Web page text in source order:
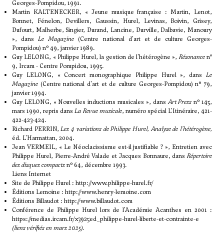
Georges-Pompidou, 1991.
Martin KALTENECKER, « Jeune musique française : Martin, Lenot,
Bonnet, Fénelon, Devillers, Gaussin, Hurel, Levinas, Boivin, Grisey,
Dufourt, Malherbe, Singier, Durand, Lancine, Durville, Dalbavie, Manoury
», dansLe Magazine (Centre national d'art et de culture Georges-
Pompidou) n° 49, janvier 1989.
Guy LELONG, « Philippe Hurel, la gestion de l'hétérogène », Résonancenº
9, Ircam - Centre Pompidou, 1995.
Guy LELONG, « Concert monographique Philippe Hurel », dans Le
Magazine (Centre national d'art et de culture Georges-Pompidou) n° 79,
janvier 1994.
Guy LELONG, « Nouvelles inductions musicales », dansArt Press n° 145,
mars 1990, repris dansLa Revue musicale, numéro spécial L'Itinéraire, 421-
422-423-424.
Richard PERRIN,Les 4 variations de Philippe Hurel, Analyse de l'hétérogène,
éd. L'Harmattan, 2004.
Jean VERMEIL, « Le Néoclacissisme est-il justifiable ? », Entretien avec
Philippe Hurel, Pierre-André Valade et Jacques Bonnaure, dans Répertoire
des disques compactsn° 64, décembre 1993.
Liens Internet
Site de Philippe Hurel : http://www.philippe-hurel.fr/
Éditions Lemoine : http://www.henry-lemoine.com
Éditions Billaudot : http://www.billaudot.com
Conférence de Philippe Hurel lors de l'Académie Acanthes en 2001 :
https://medias.ircam.fr/x3925ed_philippe-hurel-liberte-et-contrainte-e
(liens vérifiés en mars 2025).